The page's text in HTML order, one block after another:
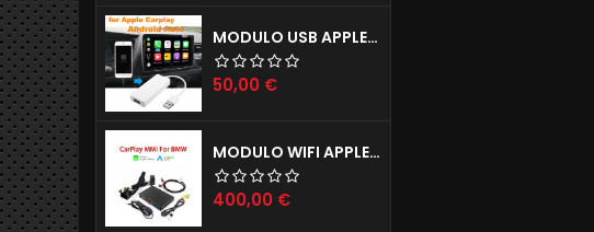
MODULO USB APPLE CARPLAY X IPHONE E ANDROID AUTO X AUTORADIO ANDROID
Prezzo
50,00 €
MODULO WIFI APPLE CARPLAY X IPHONE E ANDROID AUTO MODELLI BMW (ANCHE INGRESSO CAMERE POSTERIORE E ANTERIORE)
Prezzo
400,00 €